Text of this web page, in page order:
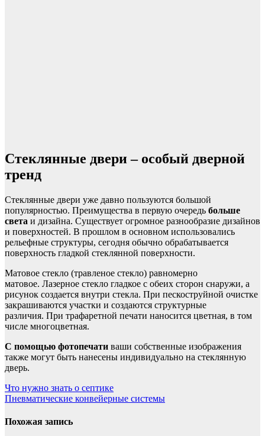
Стеклянные двери – особый дверной
тренд
Стеклянные двери уже давно пользуются большой
популярностью. Преимущества в первую очередь больше
света и дизайна. Существует огромное разнообразие дизайнов
и поверхностей. В прошлом в основном использовались
рельефные структуры, сегодня обычно обрабатывается
поверхность гладкой стеклянной поверхности.
Матовое стекло (травленое стекло) равномерно
матовое. Лазерное стекло гладкое с обеих сторон снаружи, а
рисунок создается внутри стекла. При пескоструйной очистке
закрашиваются участки и создаются структурные
различия. При трафаретной печати наносится цветная, в том
числе многоцветная.
С помощью фотопечати ваши собственные изображения
также могут быть нанесены индивидуально на стеклянную
дверь.
Навигация
по
записям
Что нужно знать о септике
Пневматические конвейерные системы
Похожая запись